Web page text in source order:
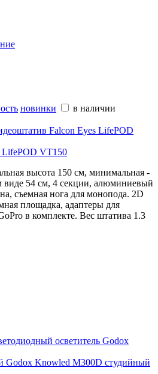
новинки
в наличии
LifePOD VT150
высота 150 см, минимальная -
виде 54 см, 4 секции, алюминиевый
съемная нога для монопода. 2D
площадка, адаптеры для
в комплекте. Вес штатива 1.3
Godox Knowled M300D студийный